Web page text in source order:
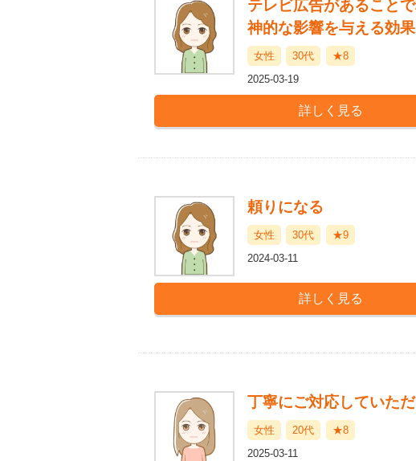
テレビ広告があること
神的な影響を与える効果
女性 30代
★8
2025-03-19
頼りになる
女性 30代
★9
2024-03-11
丁寧にご対応していた
女性 20代
★8
2025-03-11